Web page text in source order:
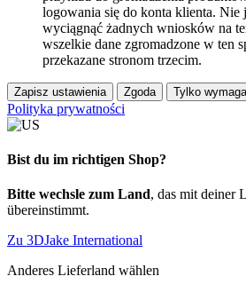
logowania się do konta klienta. Nie
wyciągnąć żadnych wniosków na
wszelkie dane zgromadzone w ten
przekazane stronom trzecim.
Zapisz ustawienia Zgoda Tylko
Polityka prywatności
Bist du im richtigen Shop?
Bitte wechsle zum Land, das mit deiner
übereinstimmt.
Zu 3DJake International
Anderes Lieferland wählen